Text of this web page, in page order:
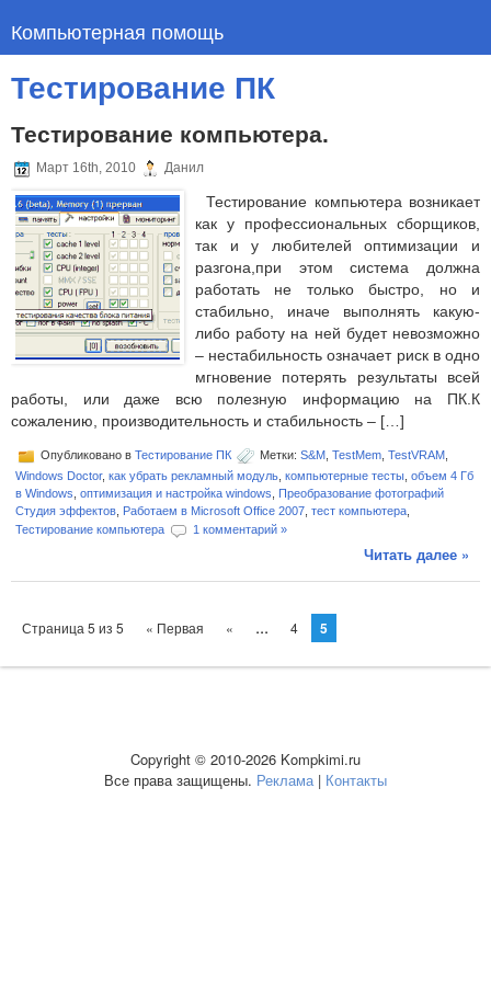
Компьютерная помощь
Тестирование ПК
Тестирование компьютера.
Март 16th, 2010 Данил
Тестирование компьютера возникает
как у профессиональных сборщиков,
так и у любителей оптимизации и
разгона,при этом система должна
работать не только быстро, но и
стабильно, иначе выполнять какую-
либо работу на ней будет невозможно
– нестабильность означает риск в одно
мгновение потерять результаты всей
работы, или даже всю полезную информацию на ПК.К
сожалению, производительность и стабильность – […]
Опубликовано в Тестирование ПК Метки: S&M TestMem TestVRAM
Windows Doctor, как убрать рекламный модуль компьютерные тесты объем 4 Гб
в Windows оптимизация и настройка windows
Преобразование фотографий
Студия эффектов Работаем в Microsoft Office 2007 тест компьютера
Тестирование компьютера
1 комментарий »
Читать далее »
Страница 5 из 5 « Первая « ... 4 5
Copyright © 2010-2026 Kompkimi.ru
Все права защищены. Реклама| Контакты